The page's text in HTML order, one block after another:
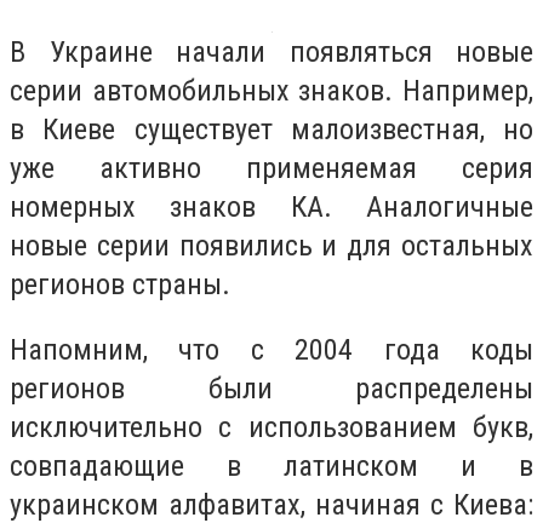
В Украине начали появляться новые
серии автомобильных знаков. Например,
в Киеве существует малоизвестная, но
уже активно применяемая серия
номерных знаков КА. Аналогичные
новые серии появились и для остальных
регионов страны.
Напомним, что с 2004 года коды
регионов были распределены
исключительно с использованием букв,
совпадающие в латинском и в
украинском алфавитах, начиная с Киева: